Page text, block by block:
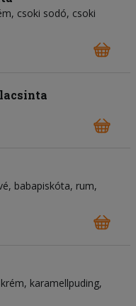
csoki sodó, csoki
babapiskóta, rum,
karamellpuding,